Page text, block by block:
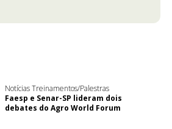
Notícias Treinamentos/Palestras
Faesp e Senar-SP lideram dois
debates do Agro World Forum